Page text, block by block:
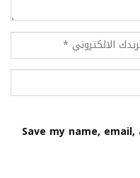
Save my name,